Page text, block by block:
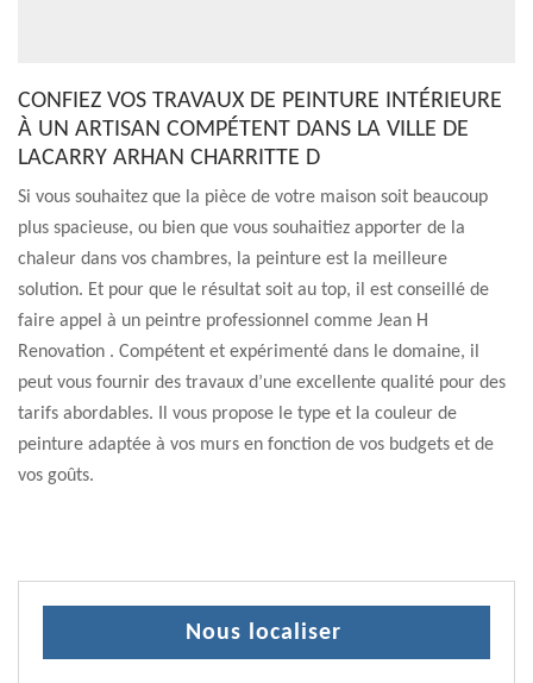
CONFIEZ VOS TRAVAUX DE PEINTURE INTÉRIEURE
À UN ARTISAN COMPÉTENT DANS LA VILLE DE
LACARRY ARHAN CHARRITTE D
Si vous souhaitez que la pièce de votre maison soit beaucoup
plus spacieuse, ou bien que vous souhaitiez apporter de la
chaleur dans vos chambres, la peinture est la meilleure
solution. Et pour que le résultat soit au top, il est conseillé de
faire appel à un peintre professionnel comme Jean H
Renovation . Compétent et expérimenté dans le domaine, il
peut vous fournir des travaux d’une excellente qualité pour des
tarifs abordables. Il vous propose le type et la couleur de
peinture adaptée à vos murs en fonction de vos budgets et de
vos goûts.
Nous localiser